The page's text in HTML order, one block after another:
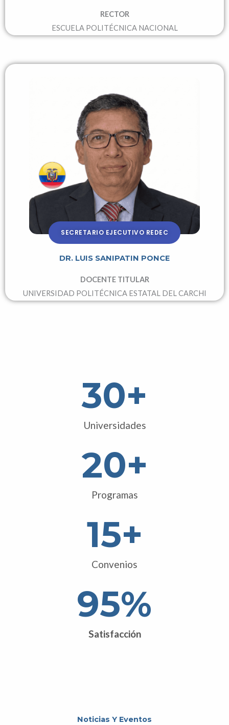
RECTOR
ESCUELA POLITÉCNICA NACIONAL
SECRETARIO EJECUTIVO REDEC
DR. LUIS SANIPATIN PONCE
DOCENTE TITULAR
UNIVERSIDAD POLITÉCNICA ESTATAL DEL CARCHI
Universidades
30+
Programas
20+
Convenios
15+
Satisfacción
95%
Noticias Y Eventos